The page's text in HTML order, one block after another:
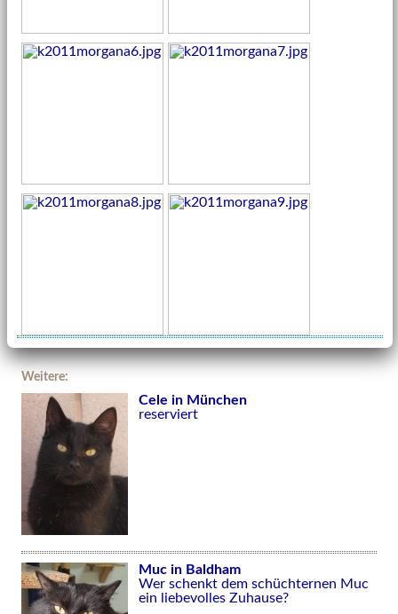
Weitere:
Cele in München
reserviert
Muc in Baldham
Wer schenkt dem schüchternen Muc
ein liebevolles Zuhause?